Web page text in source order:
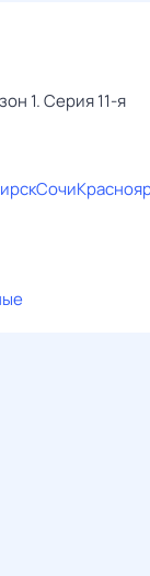
1. Серия 11-я
Сочи